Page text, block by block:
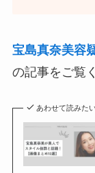
宝島真奈美容
の記事をご覧
あわせて読みた